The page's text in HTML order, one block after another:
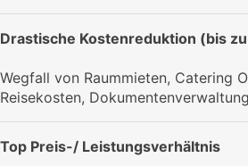
Drastische Kostenreduktion (bis
Wegfall von Raummieten, Catering
Reisekosten,
Top Preis-/ Leistungsverhältnis